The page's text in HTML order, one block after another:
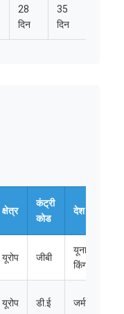
28
दिन
35
दिन
क्षेत्र
कंट्री
कोड
देश
यूरोप जीबी
यूनाइटेड
किंगडम
यूरोप डी.ई जर्मनी